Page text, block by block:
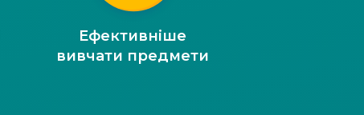
Ефективніше
вивчати предмети